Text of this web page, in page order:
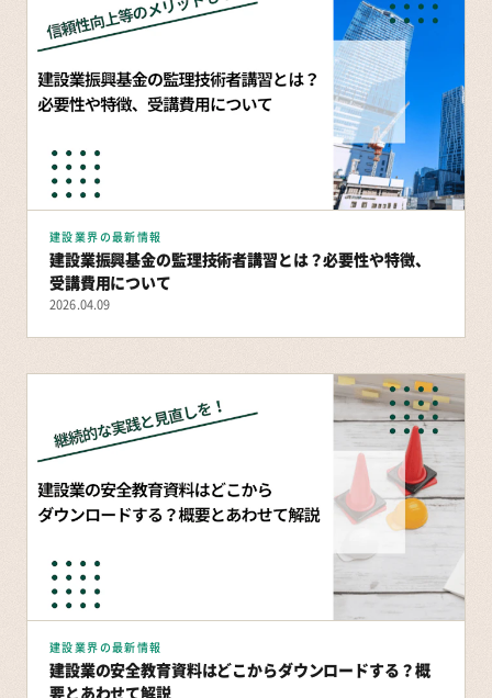
建設業界の最新情報
建設業振興基金の監理技術者講習とは？必要性や特徴、
受講費用について
2026.04.09
建設業界の最新情報
建設業の安全教育資料はどこからダウンロードする？概
要とあわせて解説